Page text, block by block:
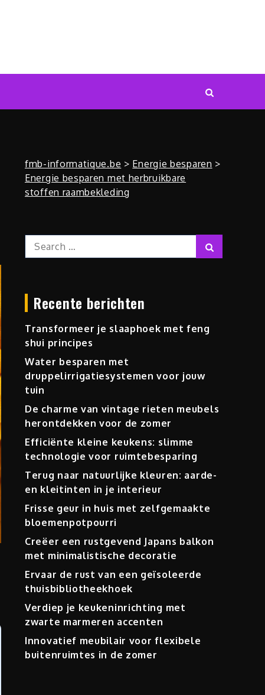
fmb-informatique.be > Energie besparen >
Energie besparen met herbruikbare
stoffen raambekleding
Search
for:
Recente berichten
Transformeer je slaaphoek met feng
shui principes
Water besparen met
druppelirrigatiesystemen voor jouw
tuin
De charme van vintage rieten meubels
herontdekken voor de zomer
Efficiënte kleine keukens: slimme
technologie voor ruimtebesparing
Terug naar natuurlijke kleuren: aarde-
en kleitinten in je interieur
Frisse geur in huis met zelfgemaakte
bloemenpotpourri
Creëer een rustgevend Japans balkon
met minimalistische decoratie
Ervaar de rust van een geïsoleerde
thuisbibliotheekhoek
Verdiep je keukeninrichting met
zwarte marmeren accenten
Innovatief meubilair voor flexibele
buitenruimtes in de zomer